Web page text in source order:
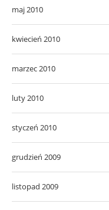
maj 2010
kwiecień 2010
marzec 2010
luty 2010
styczeń 2010
grudzień 2009
listopad 2009